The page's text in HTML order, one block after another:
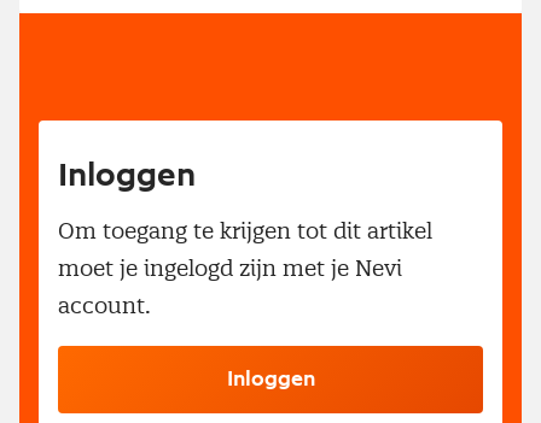
Inloggen
Om toegang te krijgen tot dit artikel
moet je ingelogd zijn met je Nevi
account.
Inloggen